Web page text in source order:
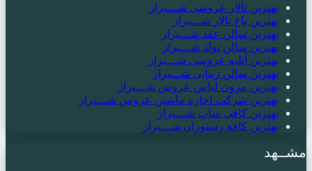
بهترین تالار عروسی شـــیراز
بهترین باغ تالار شـــیراز
بهترین سالن عقد شـــیراز
بهترین سالن تولد شـــیراز
بهترین آتلیه عروسی شـــیراز
بهترین سالن زیبایی شـــیراز
بهترین مزون لباس عروس شـــیراز
بهترین شرکت اجاره ماشین عروس شـــیراز
بهترین کافی شاپ شـــیراز
بهترین کافه رستوران شـــیراز
مشــهد